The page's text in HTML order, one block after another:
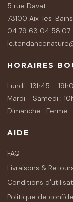
5 rue Davat
73100 Aix-les-Bains
04 79 63 04 58|07
HORAIRES
Lundi : 13h45 –
Mardi - Samedi :
Dimanche : Fermé
AIDE
FAQ
Livraisons &
Conditions
Politique de